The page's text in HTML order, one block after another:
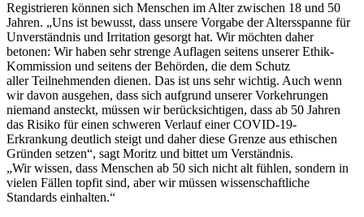
Registrieren können sich Menschen im Alter zwischen 18 und 50
Jahren. „Uns ist bewusst, dass unsere Vorgabe der Altersspanne für
Unverständnis und Irritation gesorgt hat. Wir möchten daher
betonen: Wir haben sehr strenge Auflagen seitens unserer Ethik-
Kommission und seitens der Behörden, die dem Schutz
aller Teilnehmenden dienen. Das ist uns sehr wichtig. Auch wenn
wir davon ausgehen, dass sich aufgrund unserer Vorkehrungen
niemand ansteckt, müssen wir berücksichtigen, dass ab 50 Jahren
das Risiko für einen schweren Verlauf einer COVID-19-
Erkrankung deutlich steigt und daher diese Grenze aus ethischen
Gründen setzen“, sagt Moritz und bittet um Verständnis.
„Wir wissen, dass Menschen ab 50 sich nicht alt fühlen, sondern in
vielen Fällen topfit sind, aber wir müssen wissenschaftliche
Standards einhalten.“